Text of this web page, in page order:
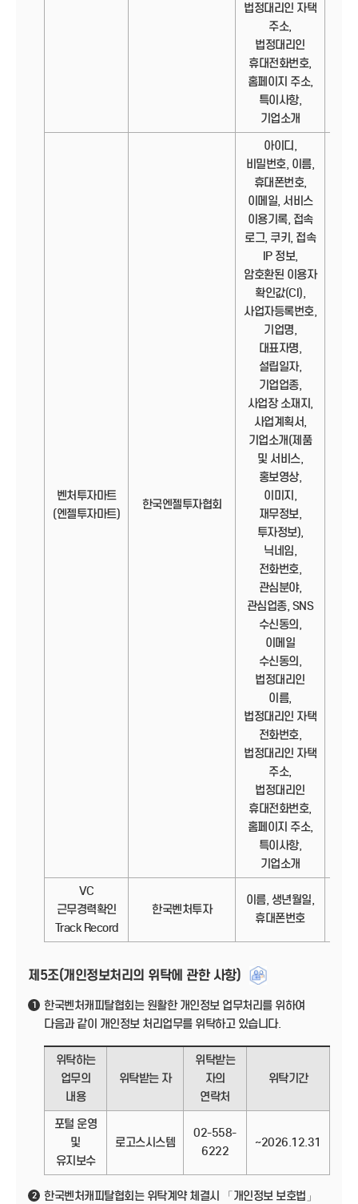
법정대리인 자택
주소,
법정대리인
휴대전화번호,
홈페이지 주소,
특이사항,
기업소개
벤처투자마트
(엔젤투자마트)
한국엔젤투자협회
아이디,
비밀번호, 이름,
휴대폰번호,
이메일, 서비스
이용기록, 접속
로그, 쿠키, 접속
IP 정보,
암호환된 이용자
확인값(CI),
사업자등록번호,
기업명,
대표자명,
설립일자,
기업업종,
사업장 소재지,
사업계획서,
기업소개(제품
및 서비스,
홍보영상,
이미지,
재무정보,
투자정보),
닉네임,
전화번호,
관심분야,
관심업종, SNS
수신동의,
이메일
수신동의,
법정대리인
이름,
법정대리인 자택
전화번호,
법정대리인 자택
주소,
법정대리인
휴대전화번호,
홈페이지 주소,
특이사항,
기업소개
VC
근무경력확인
Track Record
한국벤처투자
이름, 생년월일,
휴대폰번호
제5조(개인정보처리의 위탁에 관한 사항)
1
한국벤처캐피탈협회는 원활한 개인정보 업무처리를 위하여
다음과 같이 개인정보 처리업무를 위탁하고 있습니다.
위탁하는
업무의
내용
위탁받는 자
위탁받는
자의
연락처
위탁기간
포털 운영
및
유지보수
로고스시스템
02-558-
6222
~2026.12.31
2
한국벤처캐피탈협회는 위탁계약 체결시 「개인정보 보호법」